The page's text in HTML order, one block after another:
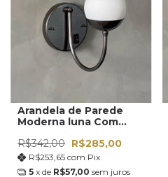
Arandela de Parede
Moderna luna Com
Globo 12cm
R$342,00 R$285,00
R$253,65 com Pix
5 x de R$57,00 sem juros